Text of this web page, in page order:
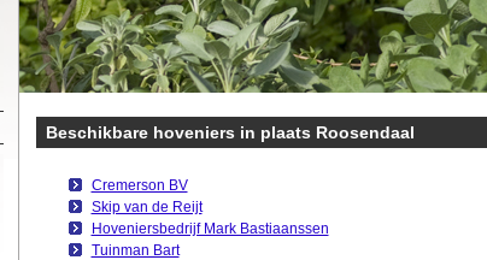
Beschikbare hoveniers in plaats Roosendaal
Cremerson BV
Skip van de Reijt
Hoveniersbedrijf Mark Bastiaanssen
Tuinman Bart